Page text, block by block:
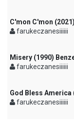
C'mon C'mon
farukeczanesiiiiii
Misery (1990)
farukeczanesiiiiii
God Bless America
farukeczanesiiiiii